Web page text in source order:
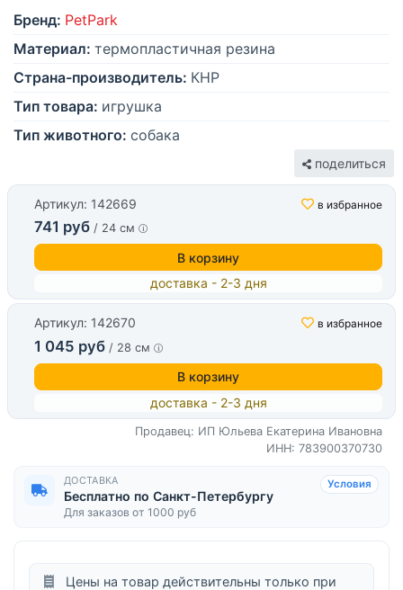
Бренд: PetPark
Материал: термопластичная резина
Страна-производитель: КНР
Тип товара: игрушка
Тип животного: собака
поделиться
Артикул: 142669 в избранное
741 руб / 24 см
В корзину
доставка - 2-3 дня
Артикул: 142670 в избранное
1 045 руб / 28 см
В корзину
доставка - 2-3 дня
Продавец: ИП Юльева Екатерина Ивановна
ИНН: 783900370730
ДОСТАВКА
Бесплатно по Санкт-Петербургу
Для заказов от 1000 руб
Условия
Цены на товар действительны только при